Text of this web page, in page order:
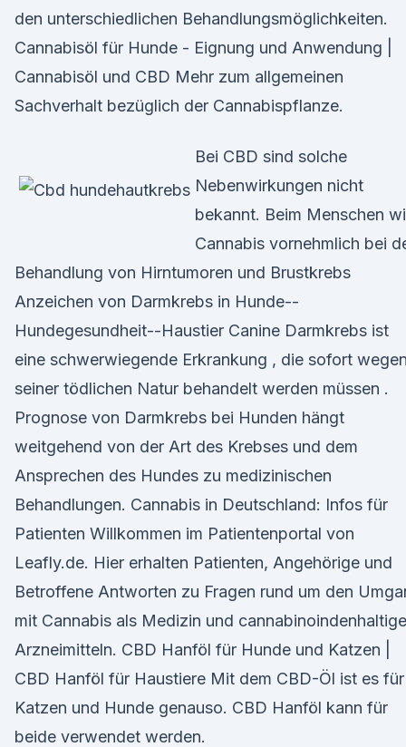
den unterschiedlichen Behandlungsmöglichkeiten.
Cannabisöl für Hunde - Eignung und Anwendung |
Cannabisöl und CBD Mehr zum allgemeinen
Sachverhalt bezüglich der Cannabispflanze.
Bei CBD sind solche
Nebenwirkungen nicht
bekannt. Beim Menschen
Cannabis vornehmlich bei
Behandlung von Hirntumoren und Brustkrebs
Anzeichen von Darmkrebs in Hunde--
Hundegesundheit--Haustier Canine Darmkrebs ist
eine schwerwiegende Erkrankung , die sofort wegen
seiner tödlichen Natur behandelt werden müssen .
Prognose von Darmkrebs bei Hunden hängt
weitgehend von der Art des Krebses und dem
Ansprechen des Hundes zu medizinischen
Behandlungen. Cannabis in Deutschland: Infos für
Patienten Willkommen im Patientenportal von
Leafly.de. Hier erhalten Patienten, Angehörige und
Betroffene Antworten zu Fragen rund um den
mit Cannabis als Medizin und
Arzneimitteln. CBD Hanföl für Hunde und Katzen |
CBD Hanföl für Haustiere Mit dem CBD-Öl ist es für
Katzen und Hunde genauso. CBD Hanföl kann für
beide verwendet werden.